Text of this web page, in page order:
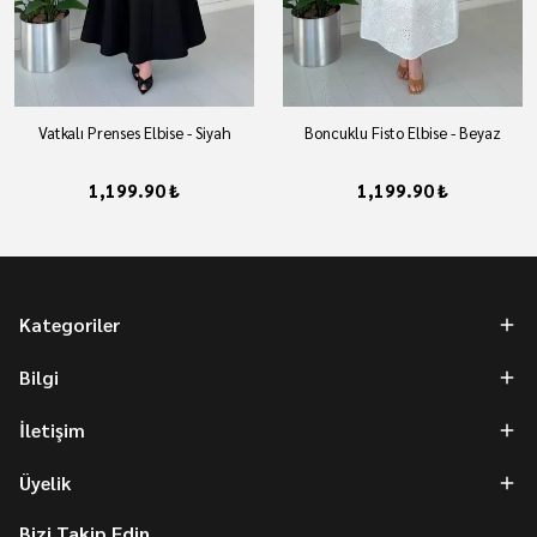
Vatkalı Prenses Elbise - Siyah
1,199.90 ₺
Boncuklu Fisto Elbise - Beyaz
1,199.90 ₺
Kategoriler
Bilgi
İletişim
Üyelik